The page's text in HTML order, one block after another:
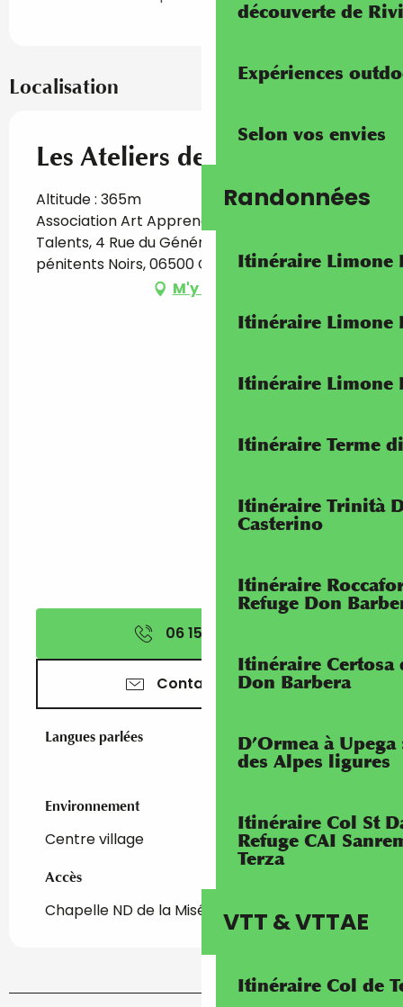
découverte de
Expériences
Selon vos envies
Randonnées
Itinéraire Limone
Itinéraire Limone
Itinéraire Limone
Itinéraire Terme
Itinéraire Trinità
Casterino
Itinéraire
Refuge Don
Itinéraire Certosa
Don Barbera
D’Ormea à
des Alpes ligures
Itinéraire Col St
Refuge CAI
Terza
VTT & VTTAE
Itinéraire Col de
Localisation
Les Ateliers de Prune
Altitude : 365m
Association Art Apprendre et Révéler des
Talents, 4 Rue du Général Sarrail, Chapelle Les
pénitents Noirs, 06500 Castellar
M'y rendre
06 15 01 79
Contactez-nous
Langues parlées
Langues parlées
Environnement
Environnement
Centre village
Accès
Accès
Chapelle ND de la Miséricorde, 55 rue Sarrail